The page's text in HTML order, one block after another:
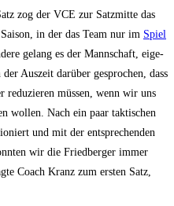
zog der VCE zur Satz­mit­te das
in der das Team nur im Spiel
gelang es der Mann­schaft, eige­
Aus­zeit dar­über gespro­chen, dass
redu­zie­ren müs­sen, wenn wir uns
wol­len. Nach ein paar tak­ti­schen
und mit der ent­spre­chen­den
wir die Fried­ber­ger immer
Coach Kranz zum ers­ten Satz,